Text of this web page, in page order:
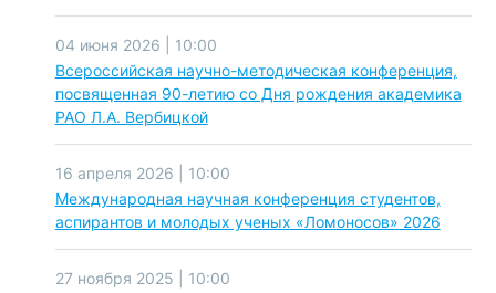
04 июня 2026 | 10:00
Всероссийская научно-методическая конференция,
посвященная 90-летию со Дня рождения академика
РАО Л.А. Вербицкой
16 апреля 2026 | 10:00
Международная научная конференция студентов,
аспирантов и молодых ученых «Ломоносов» 2026
27 ноября 2025 | 10:00